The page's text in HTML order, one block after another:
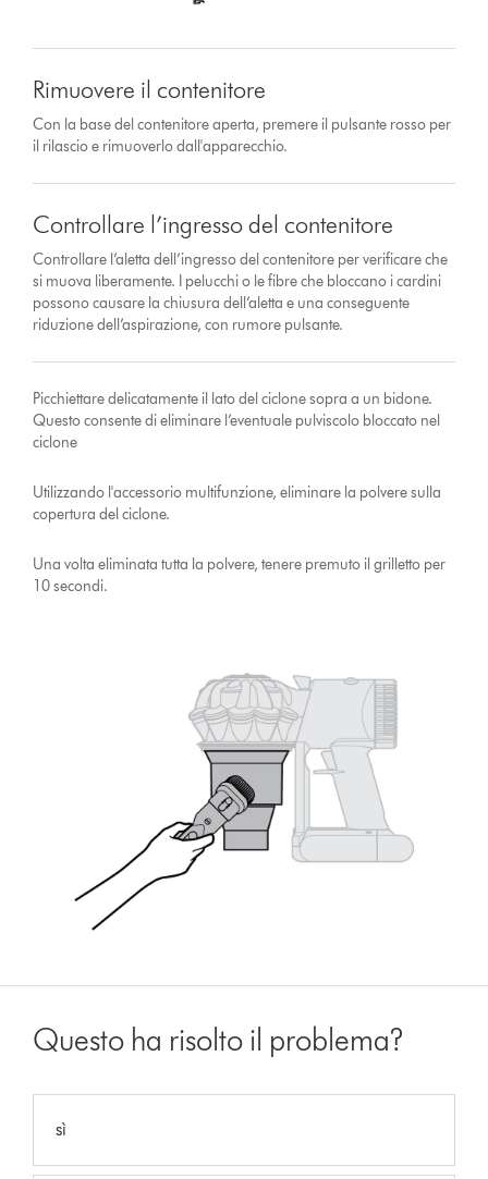
Rimuovere il contenitore
Con la base del contenitore aperta, premere il pulsante rosso per
il rilascio e rimuoverlo dall'apparecchio.
Controllare l’ingresso del contenitore
Controllare l’aletta dell’ingresso del contenitore per verificare che
si muova liberamente. I pelucchi o le fibre che bloccano i cardini
possono causare la chiusura dell’aletta e una conseguente
riduzione dell’aspirazione, con rumore pulsante.
Picchiettare delicatamente il lato del ciclone sopra a un bidone.
Questo consente di eliminare l’eventuale pulviscolo bloccato nel
ciclone
Utilizzando l'accessorio multifunzione, eliminare la polvere sulla
copertura del ciclone.
Una volta eliminata tutta la polvere, tenere premuto il grilletto per
10 secondi.
Questo ha risolto il problema?
sì